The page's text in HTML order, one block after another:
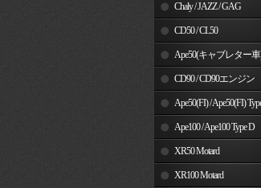
Chaly / JAZZ / GAG
CD50 / CL50
Ape50(キャブレター車
CD90 / CD90エンジン
Ape50(FI) / Ape50(FI)
Ape100 / Ape100 Type D
XR50 Motard
XR100 Motard